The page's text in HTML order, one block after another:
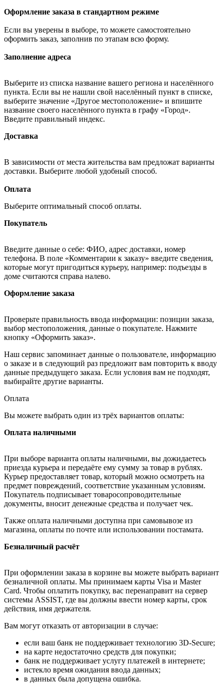
Оформление заказа в стандартном режиме
Если вы уверены в выборе, то можете самостоятельно
оформить заказ, заполнив по этапам всю форму.
Заполнение адреса
Выберите из списка название вашего региона и населённого
пункта. Если вы не нашли свой населённый пункт в списке,
выберите значение «Другое местоположение» и впишите
название своего населённого пункта в графу «Город».
Введите правильный индекс.
Доставка
В зависимости от места жительства вам предложат варианты
доставки. Выберите любой удобный способ.
Оплата
Выберите оптимальный способ оплаты.
Покупатель
Введите данные о себе: ФИО, адрес доставки, номер
телефона. В поле «Комментарии к заказу» введите сведения,
которые могут пригодиться курьеру, например: подъезды в
доме считаются справа налево.
Оформление заказа
Проверьте правильность ввода информации: позиции заказа,
выбор местоположения, данные о покупателе. Нажмите
кнопку «Оформить заказ».
Наш сервис запоминает данные о пользователе, информацию
о заказе и в следующий раз предложит вам повторить к вводу
данные предыдущего заказа. Если условия вам не подходят,
выбирайте другие варианты.
Оплата
Вы можете выбрать один из трёх вариантов оплаты:
Оплата наличными
При выборе варианта оплаты наличными, вы дожидаетесь
приезда курьера и передаёте ему сумму за товар в рублях.
Курьер предоставляет товар, который можно осмотреть на
предмет повреждений, соответствие указанным условиям.
Покупатель подписывает товаросопроводительные
документы, вносит денежные средства и получает чек.
Также оплата наличными доступна при самовывозе из
магазина, оплаты по почте или использовании постамата.
Безналичный расчёт
При оформлении заказа в корзине вы можете выбрать вариант
безналичной оплаты. Мы принимаем карты Visa и Master
Card. Чтобы оплатить покупку, вас перенаправит на сервер
системы ASSIST, где вы должны ввести номер карты, срок
действия, имя держателя.
Вам могут отказать от авторизации в случае:
если ваш банк не поддерживает технологию 3D-Secure;
на карте недостаточно средств для покупки;
банк не поддерживает услугу платежей в интернете;
истекло время ожидания ввода данных;
в данных была допущена ошибка.